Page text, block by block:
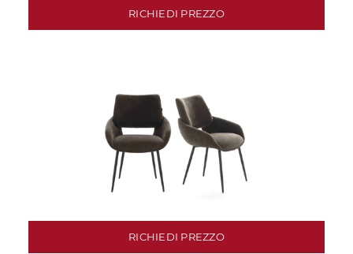
RICHIEDI PREZZO
RICHIEDI PREZZO